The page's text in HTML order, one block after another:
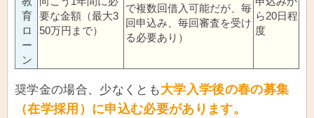
育
ロ
ー
ン
要な金額（最大3
50万円まで）
で複数回借入可能だが、毎
回申込み、毎回審査を受け
る必要あり）
ら20日程
度
奨学金の場合、少なくとも大学入学後の春の募集
（在学採用）に申込む必要があります。